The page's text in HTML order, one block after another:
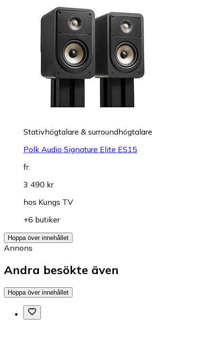
Stativhögtalare & surroundhögtalare
Polk Audio Signature Elite ES15
fr.
3 490 kr
hos Kungs TV
+6 butiker
Hoppa över innehållet
Annons
Andra besökte även
Hoppa över innehållet